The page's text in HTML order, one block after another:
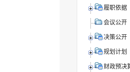
履职依据
会议公开
决策公开
规划计划
财政预决